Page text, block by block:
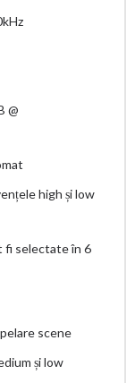
@
high și low
fi selectate în 6
scene
și low